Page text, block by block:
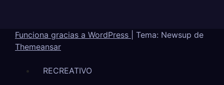
Funciona gracias a WordPress
Tema: Newsup de
Themeansar
RECREATIVO